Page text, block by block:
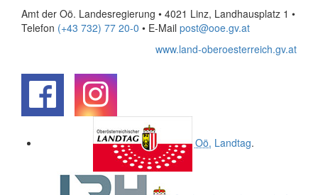
Amt der Oö. Landesregierung • 4021 Linz, Landhausplatz 1 •
Telefon (+43 732) 77 20-0 • E-Mail post@ooe.gv.at
www.land-oberoesterreich.gv.at
Oö. Landtag.